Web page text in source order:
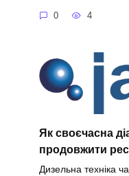
0 4
Як своєчасна
продовжити
Дизельна техніка